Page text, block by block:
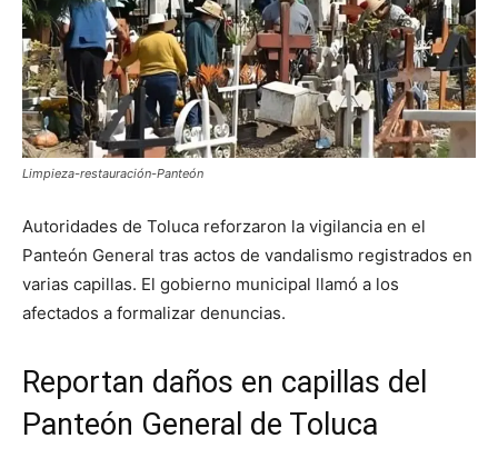
Limpieza-restauración-Panteón
Autoridades de Toluca reforzaron la vigilancia en el
Panteón General tras actos de vandalismo registrados en
varias capillas. El gobierno municipal llamó a los
afectados a formalizar denuncias.
Reportan daños en capillas del
Panteón General de Toluca